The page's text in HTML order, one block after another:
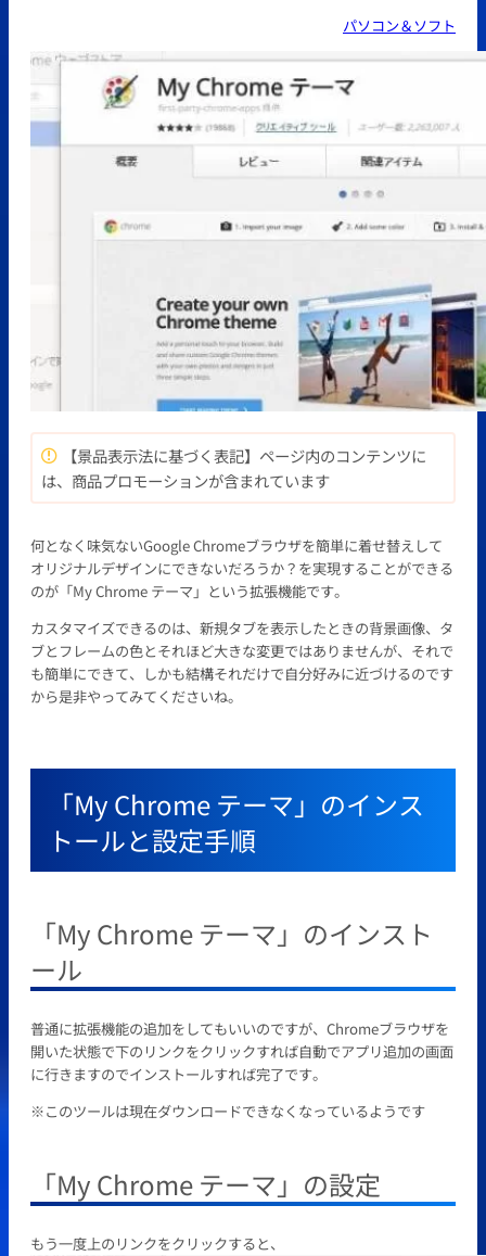
パソコン＆ソフト
【景品表示法に基づく表記】ページ内のコンテンツに
は、商品プロモーションが含まれています
何となく味気ないGoogle Chromeブラウザを簡単に着せ替えして
オリジナルデザインにできないだろうか？を実現することができる
のが「My Chrome テーマ」という拡張機能です。
カスタマイズできるのは、新規タブを表示したときの背景画像、タ
ブとフレームの色とそれほど大きな変更ではありませんが、それで
も簡単にできて、しかも結構それだけで自分好みに近づけるのです
から是非やってみてくださいね。
「My Chrome テーマ」のインス
トールと設定手順
「My Chrome テーマ」のインスト
ール
普通に拡張機能の追加をしてもいいのですが、Chromeブラウザを
開いた状態で下のリンクをクリックすれば自動でアプリ追加の画面
に行きますのでインストールすれば完了です。
※このツールは現在ダウンロードできなくなっているようです
「My Chrome テーマ」の設定
もう一度上のリンクをクリックすると、